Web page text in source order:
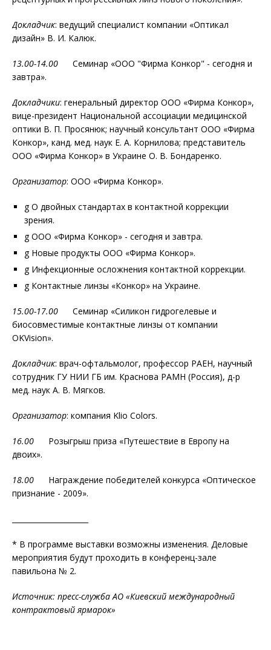
Докладчик: ведущий специалист компании «Оптикал
дизайн» В. И. Калюк.
13.00-14.00 Семинар «ООО "Фирма Конкор" - сегодня и
завтра».
Докладчики: генеральный директор ООО «Фирма Конкор»,
вице-президент Национальной ассоциации медицинской
оптики В. П. Просянюк; научный консультант ООО «Фирма
Конкор», канд. мед. наук Е. А. Корнилова; представитель
ООО «Фирма Конкор» в Украине О. В. Бондаренко.
Организатор: ООО «Фирма Конкор».
g О двойных стандартах в контактной коррекции
зрения.
g ООО «Фирма Конкор» - сегодня и завтра.
g Новые продукты ООО «Фирма Конкор».
g Инфекционные осложнения контактной коррекции.
g Контактные линзы «Конкор» на Украине.
15.00-17.00 Семинар «Силикон гидрогелевые и
биосовместимые контактные линзы от компании
OKVision».
Докладчик: врач-офтальмолог, профессор РАЕН, научный
сотрудник ГУ НИИ ГБ им. Краснова РАМН (Россия), д-р
мед. наук А. В. Мягков.
Организатор: компания Klio Colors.
16.00 Розыгрыш приза «Путешествие в Европу на
двоих».
18.00 Награждение победителей конкурса «Оптическое
признание - 2009».
* В программе выставки возможны изменения. Деловые
мероприятия будут проходить в конференц-зале
павильона № 2.
Источник: пресс-служба АО «Киевский международный
контрактовый ярмарок»